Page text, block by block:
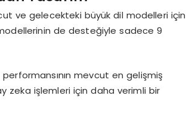
ve gelecekteki büyük dil modelleri için
de desteğiyle sadece 9
performansının mevcut en gelişmiş
zeka işlemleri için daha verimli bir